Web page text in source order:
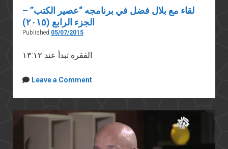
لقاء مع بلال فضل في برنامجه “عصير الكتب” –
الجزء الرابع (٢٠١٥)
Published 05/07/2015
Leave a Comment